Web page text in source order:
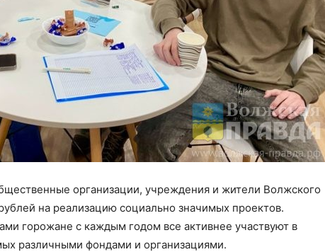
организации, учреждения и жители Волжского
на реализацию социально значимых проектов.
горожане с каждым годом все активнее участвуют в
различными фондами и организациями.